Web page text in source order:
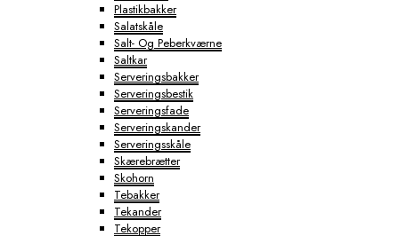
Plastikbakker
Salatskåle
Salt- Og Peberkværne
Saltkar
Serveringsbakker
Serveringsbestik
Serveringsfade
Serveringskander
Serveringsskåle
Skærebrætter
Skohorn
Tebakker
Tekander
Tekopper